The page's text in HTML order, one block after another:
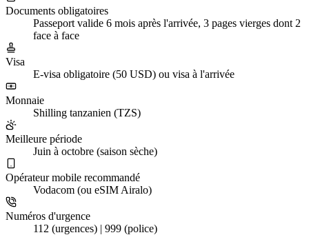
Documents obligatoires
Passeport valide 6 mois après l'arrivée, 3 pages vierges dont 2
face à face
Visa
E-visa obligatoire (50 USD) ou visa à l'arrivée
Monnaie
Shilling tanzanien (TZS)
Meilleure période
Juin à octobre (saison sèche)
Opérateur mobile recommandé
Vodacom (ou eSIM Airalo)
Numéros d'urgence
112 (urgences) | 999 (police)